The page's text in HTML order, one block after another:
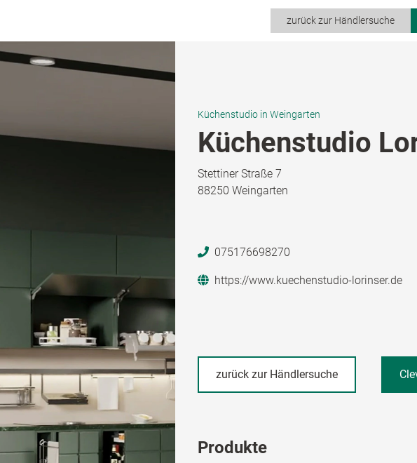
zurück zur Händlersuche
Küchenstudio in Weingarten
Küchenstudio
Stettiner Straße 7
88250 Weingarten
075176698270
https://www.kuechenstudio-lorinser.de
zurück zur Händlersuche
Produkte